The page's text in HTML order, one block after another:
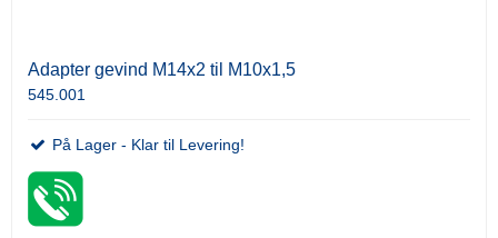
Adapter gevind M14x2 til M10x1,5
545.001
På Lager - Klar til Levering!